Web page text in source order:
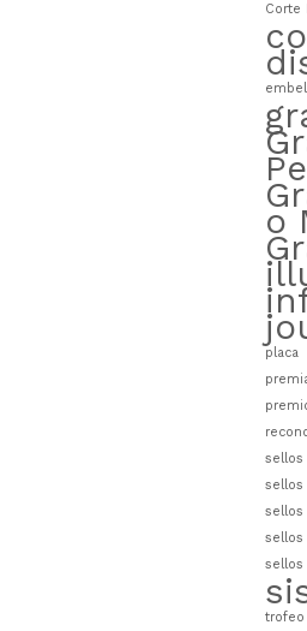
Corte
o
placa
sellos
sellos
sellos
sellos
sellos
trofeo